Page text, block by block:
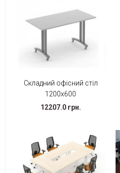
Складний офісний стіл
1200х600
12207.0 грн.